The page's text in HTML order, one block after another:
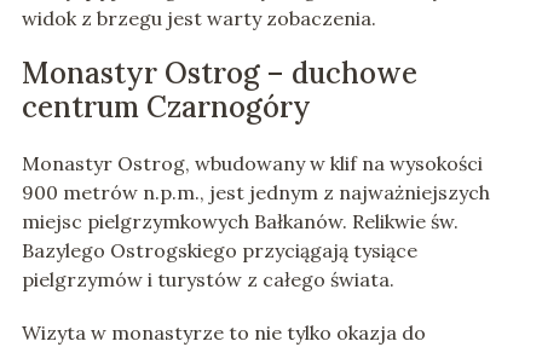
widok z brzegu jest warty zobaczenia.
Monastyr Ostrog – duchowe
centrum Czarnogóry
Monastyr Ostrog, wbudowany w klif na wysokości
900 metrów n.p.m., jest jednym z najważniejszych
miejsc pielgrzymkowych Bałkanów. Relikwie św.
Bazylego Ostrogskiego przyciągają tysiące
pielgrzymów i turystów z całego świata.
Wizyta w monastyrze to nie tylko okazja do